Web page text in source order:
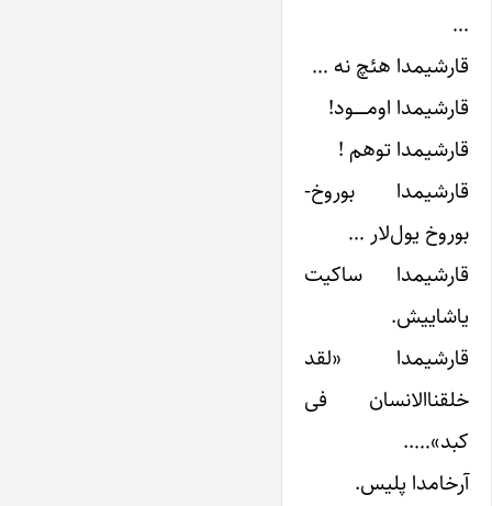
…
قارشیمدا هئچ نه …
قارشیمدا اومــــــود!
قارشیمدا توهم !
قارشیمدا بوروخ-
بوروخ یول‌لار …
قارشیمدا ساکیت
یاشاییش.
قارشیمدا «لقد
خلقناالانسان فی
کبد»…..
آرخامدا پلیس.